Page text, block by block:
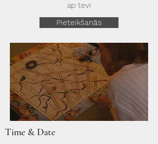
ap tevi
Pieteikšanās
Time & Date